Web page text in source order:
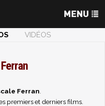
VIDÉOS
Ferran
premiers et derniers films.